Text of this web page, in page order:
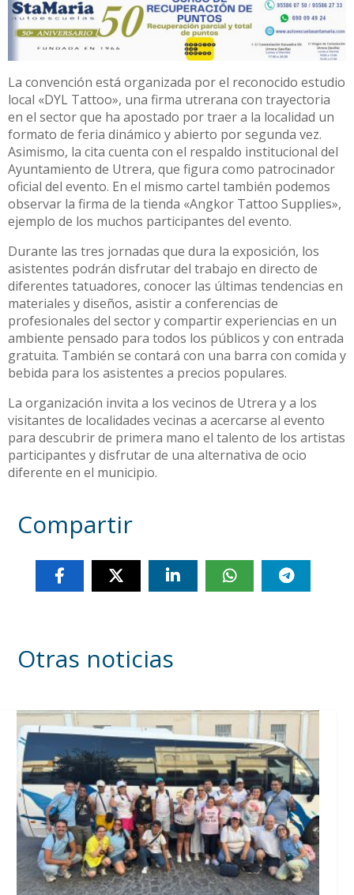
La convención está organizada por el reconocido estudio
local «DYL Tattoo», una firma utrerana con trayectoria
en el sector que ha apostado por traer a la localidad un
formato de feria dinámico y abierto por segunda vez.
Asimismo, la cita cuenta con el respaldo institucional del
Ayuntamiento de Utrera, que figura como patrocinador
oficial del evento. En el mismo cartel también podemos
observar la firma de la tienda «Angkor Tattoo Supplies»,
ejemplo de los muchos participantes del evento.
Durante las tres jornadas que dura la exposición, los
asistentes podrán disfrutar del trabajo en directo de
diferentes tatuadores, conocer las últimas tendencias en
materiales y diseños, asistir a conferencias de
profesionales del sector y compartir experiencias en un
ambiente pensado para todos los públicos y con entrada
gratuita. También se contará con una barra con comida y
bebida para los asistentes a precios populares.
La organización invita a los vecinos de Utrera y a los
visitantes de localidades vecinas a acercarse al evento
para descubrir de primera mano el talento de los artistas
participantes y disfrutar de una alternativa de ocio
diferente en el municipio.
Compartir
Otras noticias